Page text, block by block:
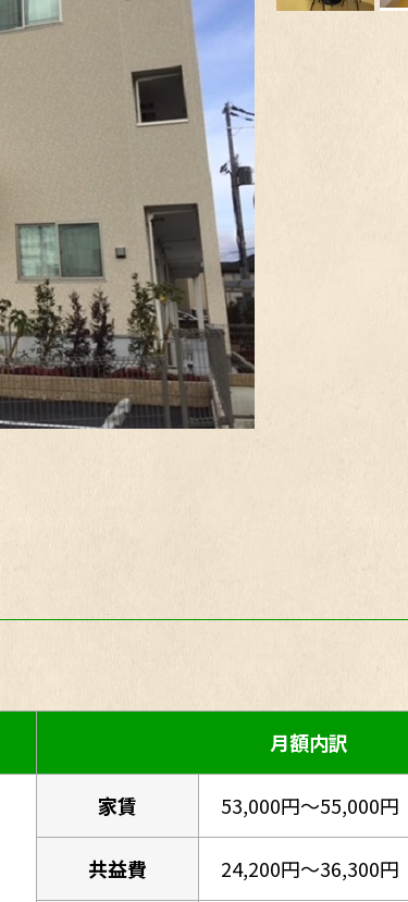
月額内訳
家賃 53,000円～55,000円
共益費 24,200円～36,300円